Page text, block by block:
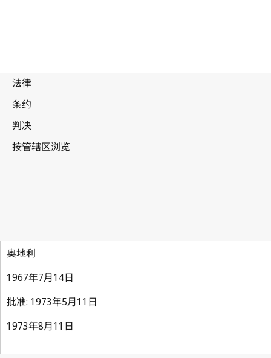
奥地利
1967年7月14日
批准: 1973年5月11日
1973年8月11日